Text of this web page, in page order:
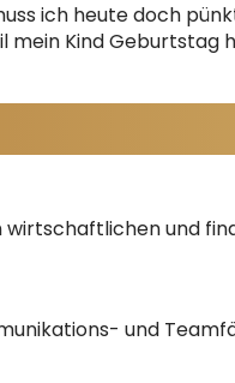
ich heute doch
mein Kind Geburtstag
wirtschaftlichen und
und